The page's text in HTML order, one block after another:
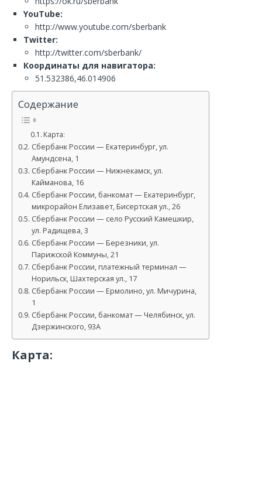
YouTube:
http://www.youtube.com/sberbank
Twitter:
http://twitter.com/sberbank/
Координаты для навигатора:
51.532386,46.014906
Содержание
Карта:
Сбербанк России — Екатеринбург, ул.
Амундсена, 1
Сбербанк России — Нижнекамск, ул.
Кайманова, 16
Сбербанк России, банкомат — Екатеринбург,
микрорайон Елизавет, Бисертская ул., 26
Сбербанк России — село Русский Камешкир,
ул. Радищева, 3
Сбербанк России — Березники, ул.
Парижской Коммуны, 21
Сбербанк России, платежный терминал —
Норильск, Шахтерская ул., 17
Сбербанк России — Ермолино, ул. Мичурина,
1
Сбербанк России, банкомат — Челябинск, ул.
Дзержинского, 93А
Карта: